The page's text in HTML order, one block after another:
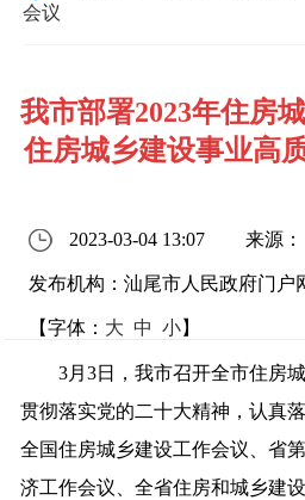
会议
我市部署2023年住房
住房城乡建设事业高
2023-03-04 13:07 来源
发布机构：汕尾市人民政府门户
【字体： 大 中 小】
3月3日，我市召开全市住房城
贯彻落实党的二十大精神，认真
全国住房城乡建设工作会议、省
济工作会议、全省住房和城乡建